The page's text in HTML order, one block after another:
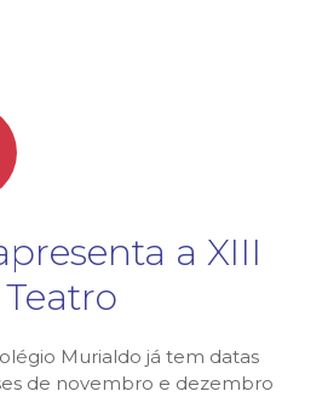
a XIII
Murialdo já tem datas
de novembro e dezembro